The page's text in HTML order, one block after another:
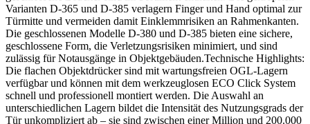
Varianten D-365 und D-385 verlagern Finger und Hand optimal zur
Türmitte und vermeiden damit Einklemmrisiken an Rahmenkanten.
Die geschlossenen Modelle D-380 und D-385 bieten eine sichere,
geschlossene Form, die Verletzungsrisiken minimiert, und sind
zulässig für Notausgänge in Objektgebäuden.Technische Highlights:
Die flachen Objektdrücker sind mit wartungsfreien OGL-Lagern
verfügbar und können mit dem werkzeuglosen ECO Click System
schnell und professionell montiert werden. Die Auswahl an
unterschiedlichen Lagern bildet die Intensität des Nutzungsgrads der
Tür unkompliziert ab – sie sind zwischen einer Million und 200.000